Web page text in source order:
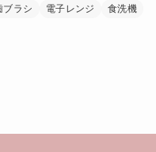
ブラシ 電子レンジ 食洗機